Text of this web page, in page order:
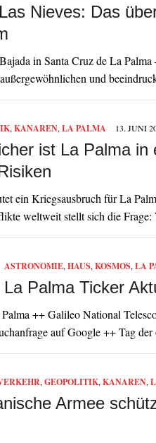
Las Nieves: Das
in Santa Cruz de La
und
, KANAREN, LA PALMA 13. JUNI
ist La Palma in
ein Kriegsausbruch für La
weltweit stellt sich die
ASTRONOMIE, HAUS, KOSMOS, LA
La Palma Ticker
++ Galileo National
auf Google ++ Tag
, GEOPOLITIK, KANAREN,
Armee